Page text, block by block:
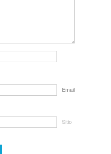
Email
Sitio